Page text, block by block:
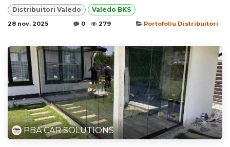
Distribuitori Valedo Valedo BKS
28 nov. 2025 0 279 Portofoliu Distribuitori
PBA CAR SOLUTIONS